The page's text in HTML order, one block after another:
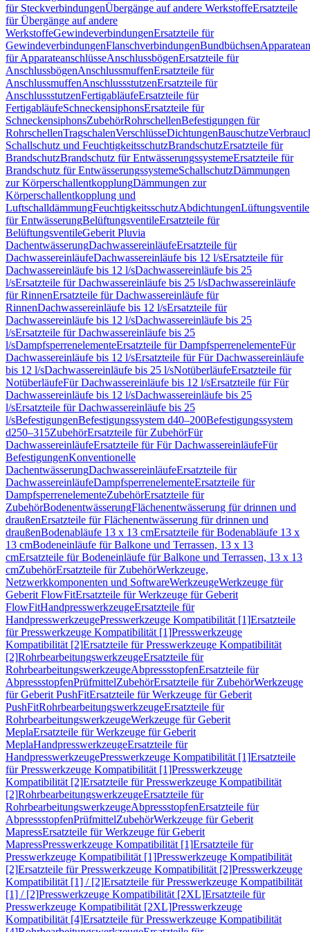
für SteckverbindungenÜbergänge auf andere WerkstoffeErsatzteile
für Übergänge auf andere
WerkstoffeGewindeverbindungenErsatzteile für
GewindeverbindungenFlanschverbindungenBundbüchsen
für ApparateanschlüsseAnschlussbögenErsatzteile für
AnschlussbögenAnschlussmuffenErsatzteile für
AnschlussmuffenAnschlussstutzenErsatzteile für
AnschlussstutzenFertigabläufeErsatzteile für
FertigabläufeSchneckensiphonsErsatzteile für
SchneckensiphonsZubehörRohrschellenBefestigungen für
RohrschellenTragschalenVerschlüsseDichtungenBauschutze
Schallschutz und FeuchtigkeitsschutzBrandschutzErsatzteile für
BrandschutzBrandschutz für EntwässerungssystemeErsatzteile für
Brandschutz für EntwässerungssystemeSchallschutzDämmungen
zur KörperschallentkopplungDämmungen zur
Körperschallentkopplung und
LuftschalldämmungFeuchtigkeitsschutzAbdichtungenLüftungsventile
für EntwässerungBelüftungsventileErsatzteile für
BelüftungsventileGeberit Pluvia
DachentwässerungDachwassereinläufeErsatzteile für
DachwassereinläufeDachwassereinläufe bis 12 l/sErsatzteile für
Dachwassereinläufe bis 12 l/sDachwassereinläufe bis 25
l/sErsatzteile für Dachwassereinläufe bis 25 l/sDachwassereinläufe
für RinnenErsatzteile für Dachwassereinläufe für
RinnenDachwassereinläufe bis 12 l/sErsatzteile für
Dachwassereinläufe bis 12 l/sDachwassereinläufe bis 25
l/sErsatzteile für Dachwassereinläufe bis 25
l/sDampfsperrenelementeErsatzteile für DampfsperrenelementeFür
Dachwassereinläufe bis 12 l/sErsatzteile für Für Dachwassereinläufe
bis 12 l/sDachwassereinläufe bis 25 l/sNotüberläufeErsatzteile für
NotüberläufeFür Dachwassereinläufe bis 12 l/sErsatzteile für Für
Dachwassereinläufe bis 12 l/sDachwassereinläufe bis 25
l/sErsatzteile für Dachwassereinläufe bis 25
l/sBefestigungenBefestigungssystem d40–200Befestigungssystem
d250–315ZubehörErsatzteile für ZubehörFür
DachwassereinläufeErsatzteile für Für DachwassereinläufeFür
BefestigungenKonventionelle
DachentwässerungDachwassereinläufeErsatzteile für
DachwassereinläufeDampfsperrenelementeErsatzteile für
DampfsperrenelementeZubehörErsatzteile für
ZubehörBodenentwässerungFlächenentwässerung für drinnen und
draußenErsatzteile für Flächenentwässerung für drinnen und
draußenBodenabläufe 13 x 13 cmErsatzteile für Bodenabläufe 13 x
13 cmBodeneinläufe für Balkone und Terrassen, 13 x 13
cmErsatzteile für Bodeneinläufe für Balkone und Terrassen, 13 x 13
cmZubehörErsatzteile für ZubehörWerkzeuge,
Netzwerkkomponenten und SoftwareWerkzeugeWerkzeuge für
Geberit FlowFitErsatzteile für Werkzeuge für Geberit
FlowFitHandpresswerkzeugeErsatzteile für
HandpresswerkzeugePresswerkzeuge Kompatibilität [1]Ersatzteile
für Presswerkzeuge Kompatibilität [1]Presswerkzeuge
Kompatibilität [2]Ersatzteile für Presswerkzeuge Kompatibilität
[2]RohrbearbeitungswerkzeugeErsatzteile für
RohrbearbeitungswerkzeugeAbpressstopfenErsatzteile für
AbpressstopfenPrüfmittelZubehörErsatzteile für ZubehörWerkzeuge
für Geberit PushFitErsatzteile für Werkzeuge für Geberit
PushFitRohrbearbeitungswerkzeugeErsatzteile für
RohrbearbeitungswerkzeugeWerkzeuge für Geberit
MeplaErsatzteile für Werkzeuge für Geberit
MeplaHandpresswerkzeugeErsatzteile für
HandpresswerkzeugePresswerkzeuge Kompatibilität [1]Ersatzteile
für Presswerkzeuge Kompatibilität [1]Presswerkzeuge
Kompatibilität [2]Ersatzteile für Presswerkzeuge Kompatibilität
[2]RohrbearbeitungswerkzeugeErsatzteile für
RohrbearbeitungswerkzeugeAbpressstopfenErsatzteile für
AbpressstopfenPrüfmittelZubehörWerkzeuge für Geberit
MapressErsatzteile für Werkzeuge für Geberit
MapressPresswerkzeuge Kompatibilität [1]Ersatzteile für
Presswerkzeuge Kompatibilität [1]Presswerkzeuge Kompatibilität
[2]Ersatzteile für Presswerkzeuge Kompatibilität [2]Presswerkzeuge
Kompatibilität [1] / [2]Ersatzteile für Presswerkzeuge Kompatibilität
[1] / [2]Presswerkzeuge Kompatibilität [2XL]Ersatzteile für
Presswerkzeuge Kompatibilität [2XL]Presswerkzeuge
Kompatibilität [4]Ersatzteile für Presswerkzeuge Kompatibilität